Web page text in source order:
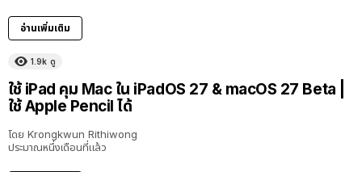
อ่านเพิ่มเติม
1.9k ดู
ใช้ iPad คุม Mac ใน iPadOS 27 & macOS 27 Beta |
ใช้ Apple Pencil ได้
โดย Krongkwun Rithiwong
ประมาณหนึ่งเดือนที่แล้ว